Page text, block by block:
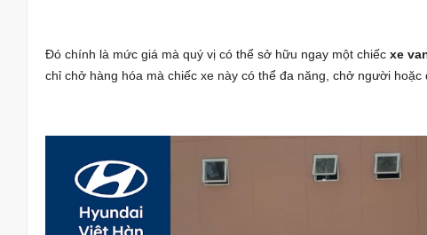
Đó chính là mức giá mà quý vị có thể sở hữu ngay một chiếc xe
chỉ chở hàng hóa mà chiếc xe này có thể đa năng, chở người